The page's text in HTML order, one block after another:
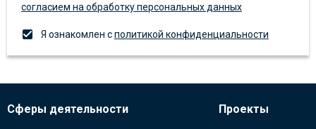
согласием на обработку персональных данных
Я ознакомлен сполитикой конфиденциальности
Сферы деятельности Проекты